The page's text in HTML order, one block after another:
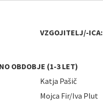
VZGOJITELJ/-ICA:
OBDOBJE (1-3 LET)
Katja Pašič
Mojca Fir/Iva Plut